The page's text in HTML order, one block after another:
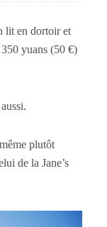
lit en dortoir et
yuans (50 €)
plutôt
de la Jane’s